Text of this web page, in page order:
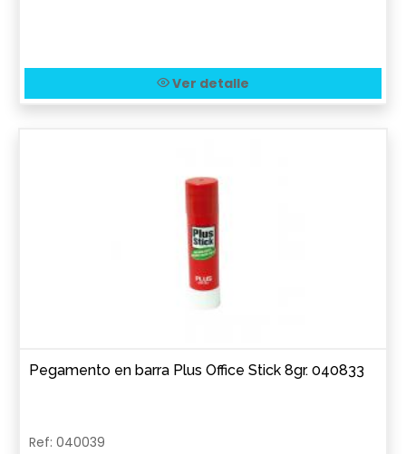
Ver detalle
Pegamento en barra Plus Office Stick 8gr. 040833
Ref: 040039